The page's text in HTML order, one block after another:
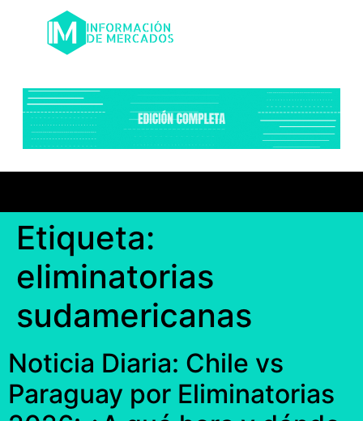
Etiqueta:
eliminatorias
sudamericanas
Noticia Diaria: Chile vs
Paraguay por Eliminatorias